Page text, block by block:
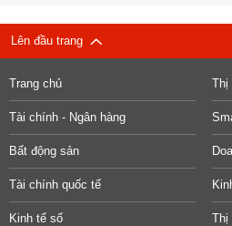
Lên đầu trang
Trang chủ Thị
Tài chính - Ngân hàng
Bất động sản
Tài chính quốc tế
Kinh tế số Thị